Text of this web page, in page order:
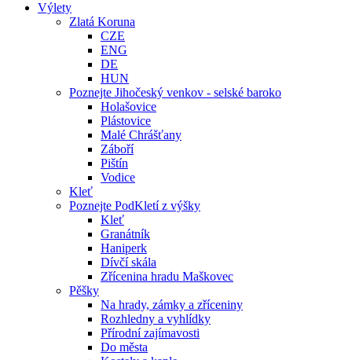
Výlety
Zlatá Koruna
CZE
ENG
DE
HUN
Poznejte Jihočeský venkov - selské baroko
Holašovice
Plástovice
Malé Chrášťany
Záboří
Pištín
Vodice
Kleť
Poznejte PodKletí z výšky
Kleť
Granátník
Haniperk
Dívčí skála
Zřícenina hradu Maškovec
Pěšky
Na hrady, zámky a zříceniny
Rozhledny a vyhlídky
Přírodní zajímavosti
Do města